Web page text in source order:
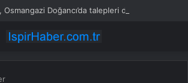
Osmangazi Doğancı’da talepleri dinledi